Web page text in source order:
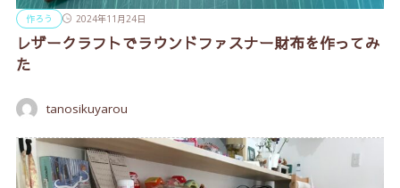
作ろう 2024年11月24日
レザークラフトでラウンドファスナー財布を作ってみ
た
tanosikuyarou